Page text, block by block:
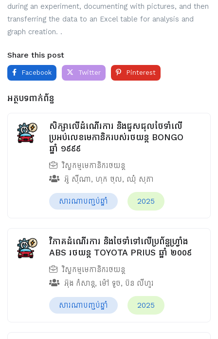
during an experiment, documenting with pictures, and then
transferring the data to an Excel table for analysis and
graph creation. .
Share this post
Facebook Twitter Pinterest
អត្ថបទពាក់ព័ន្ធ
សិក្សាលើដំណើរការ និងជួសជុលថែទាំលើ
ប្រអប់លេខមេកានិករបស់រថយន្ត BONGO
ឆ្នាំ ១៩៩៩
វិស្វកម្មមេកានិករថយន្ត
អ៊ូ ស៊ីណា, ហុក ថុល, ឈុំ សុភា
សារណាបញ្ចប់ឆ្នាំ 2025
វិភាគដំណើរការ និងថែទាំទៅលើប្រព័ន្ធហ្វ្រាំង
ABS រថយន្ត TOYOTA PRIUS ឆ្នាំ ២០០៩
វិស្វកម្មមេកានិករថយន្ត
អ៊ុង កំសាន្ត, ម៉ៅ ទូច, ប៊ន លីហួរ
សារណាបញ្ចប់ឆ្នាំ 2025